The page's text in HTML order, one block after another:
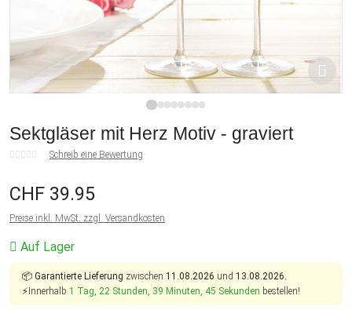
Sektgläser mit Herz Motiv - graviert
Schreib eine Bewertung
CHF 39.95
Preise inkl. MwSt. zzgl. Versandkosten
Auf Lager
📦 Garantierte Lieferung zwischen 11.08.2026 und 13.08.2026.
⚡Innerhalb 1 Tag, 22 Stunden, 39 Minuten, 45 Sekunden bestellen!